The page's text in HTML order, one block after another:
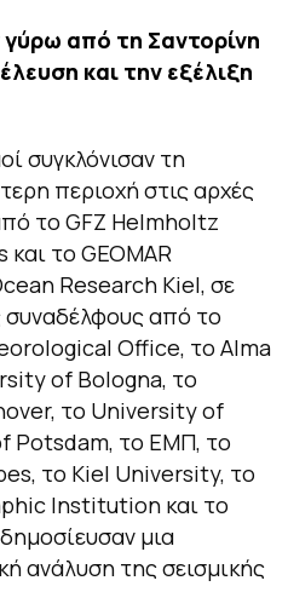
από τη Σαντορίνη
και την εξέλιξη
συγκλόνισαν τη
περιοχή στις αρχές
το GFZ Helmholtz
το GEOMAR
Research Kiel, σε
συναδέλφους από το
Office, το Alma
of Bologna, το
το University of
Potsdam, το ΕΜΠ, το
το Kiel University, το
Institution και το
μια
ανάλυση της σεισμικής